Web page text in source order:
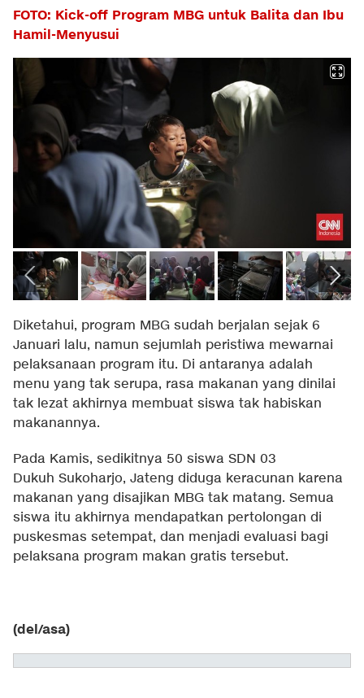
FOTO: Kick-off Program MBG untuk Balita dan Ibu
Hamil-Menyusui
Diketahui, program MBG sudah berjalan sejak 6
Januari lalu, namun sejumlah peristiwa mewarnai
pelaksanaan program itu. Di antaranya adalah
menu yang tak serupa, rasa makanan yang dinilai
tak lezat akhirnya membuat siswa tak habiskan
makanannya.
Pada Kamis, sedikitnya 50 siswa SDN 03
Dukuh Sukoharjo, Jateng diduga keracunan karena
makanan yang disajikan MBG tak matang. Semua
siswa itu akhirnya mendapatkan pertolongan di
puskesmas setempat, dan menjadi evaluasi bagi
pelaksana program makan gratis tersebut.
(del/asa)